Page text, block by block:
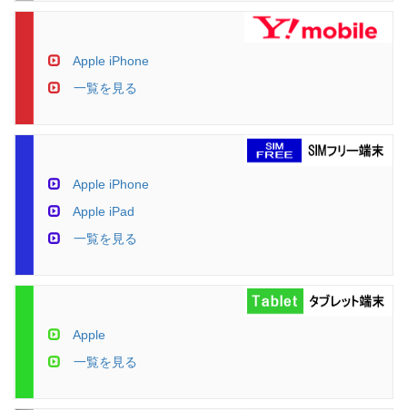
Apple iPhone
一覧を見る
Apple iPhone
Apple iPad
一覧を見る
Apple
一覧を見る